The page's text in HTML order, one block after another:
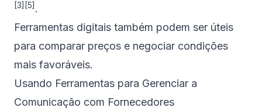
[3] [5] .
Ferramentas digitais também podem ser úteis
para comparar preços e negociar condições
mais favoráveis.
Usando Ferramentas para Gerenciar a
Comunicação com Fornecedores